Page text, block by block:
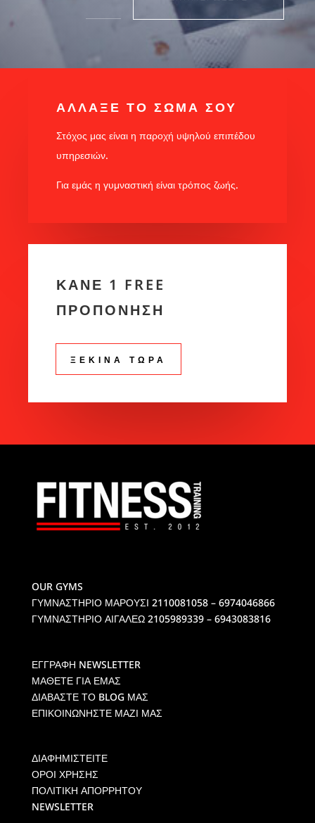
ΑΛΛΑΞΕ ΤΟ ΣΩΜΑ ΣΟΥ
Στόχος μας είναι η παροχή υψηλού επιπέδου
υπηρεσιών.
Για εμάς η γυμναστική είναι τρόπος ζωής.
ΚΑΝΕ 1 FREE
ΠΡΟΠΟΝΗΣΗ
ΞΕΚΙΝΑ ΤΩΡΑ
OUR GYMS
ΓΥΜΝΑΣΤΗΡΙΟ ΜΑΡΟΥΣΙ 2110081058 – 6974046866
ΓΥΜΝΑΣΤΗΡΙΟ ΑΙΓΑΛΕΩ2105989339 – 6943083816
ΕΓΓΡΑΦΗ NEWSLETTER
ΜΑΘΕΤΕ ΓΙΑ ΕΜΑΣ
ΔΙΑΒΑΣΤΕ ΤΟ BLOG ΜΑΣ
ΕΠΙΚΟΙΝΩΝΗΣΤΕ ΜΑΖΙ ΜΑΣ
ΔΙΑΦΗΜΙΣΤΕΙΤΕ
ΟΡΟΙ ΧΡΗΣΗΣ
ΠΟΛΙΤΙΚΗ ΑΠΟΡΡΗΤΟΥ
NEWSLETTER